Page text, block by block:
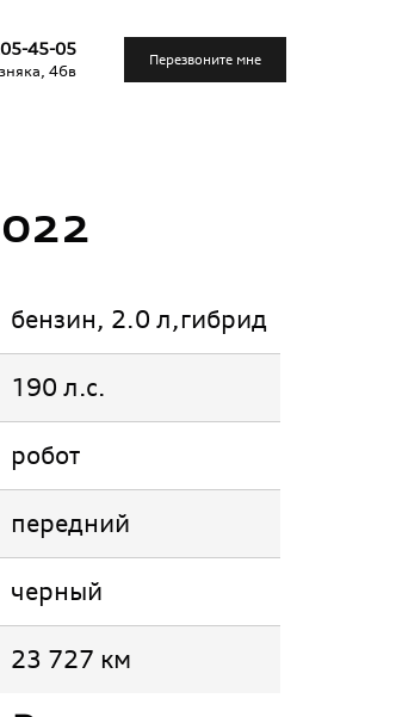
45-05
46в
Перезвоните мне
бензин, 2.0 л,гибрид
190 л.с.
робот
передний
черный
23 727 км